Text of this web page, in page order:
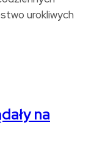
urokliwych
na